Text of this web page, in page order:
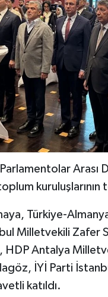
Türkiye-
Milletvekili Zafer
HDP Antalya
İYİ Parti
katıldı.